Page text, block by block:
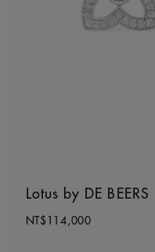
Lotus by DE
NT$114,000